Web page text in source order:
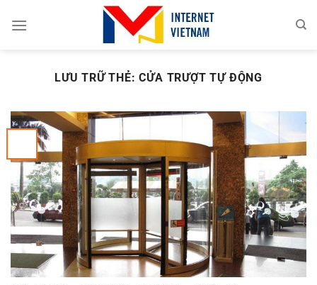
đến
LƯU TRỮ THẺ:CỬA TRƯỢT TỰ ĐỘNG